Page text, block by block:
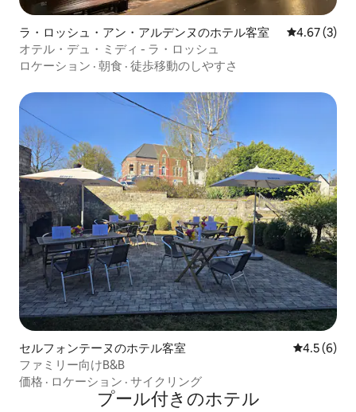
ラ・ロッシュ・アン・アルデンヌのホテル客室 レビュー3
4.67 (3)
オテル・デュ・ミディ - ラ・ロッシュ
ロケーション · 朝食 · 徒歩移動のしやすさ
セルフォンテーヌのホテル客室 レビュー6
4.5 (6)
ファミリー向けB&B
価格 · ロケーション · サイクリング
プール付きのホ⁠テ⁠ル